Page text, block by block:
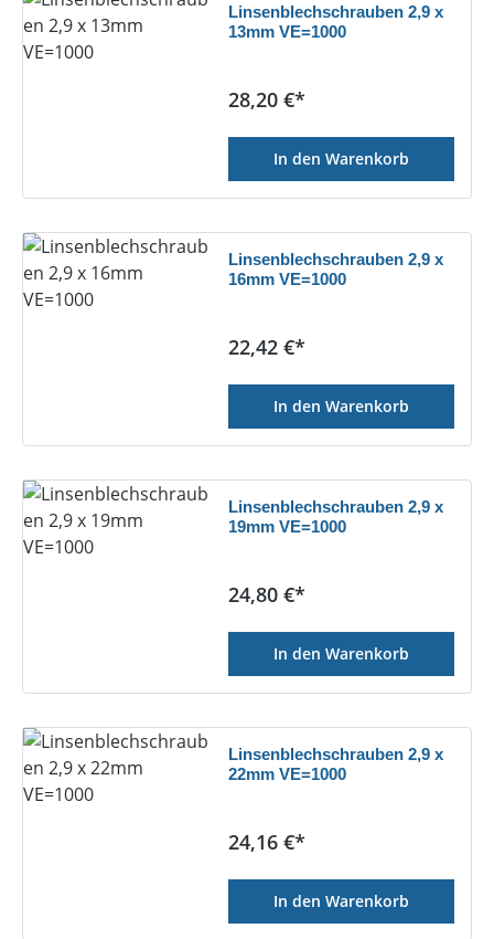
Linsenblechschrauben 2,9 x
13mm VE=1000
Regulärer Preis:
28,20 €*
In den Warenkorb
Linsenblechschrauben 2,9 x
16mm VE=1000
Regulärer Preis:
22,42 €*
In den Warenkorb
Linsenblechschrauben 2,9 x
19mm VE=1000
Regulärer Preis:
24,80 €*
In den Warenkorb
Linsenblechschrauben 2,9 x
22mm VE=1000
Regulärer Preis:
24,16 €*
In den Warenkorb